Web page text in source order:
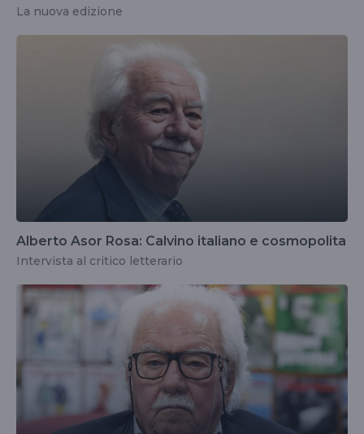
La nuova edizione
Alberto Asor Rosa: Calvino italiano e cosmopolita
Intervista al critico letterario